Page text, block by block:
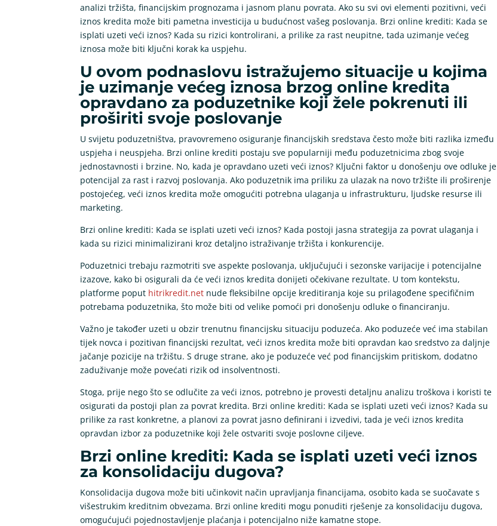
analizi tržišta, financijskim prognozama i jasnom planu povrata. Ako su svi ovi elementi pozitivni, veći
iznos kredita može biti pametna investicija u budućnost vašeg poslovanja. Brzi online krediti: Kada se
isplati uzeti veći iznos? Kada su rizici kontrolirani, a prilike za rast neupitne, tada uzimanje većeg
iznosa može biti ključni korak ka uspjehu.
U ovom podnaslovu istražujemo situacije u kojima
je uzimanje većeg iznosa brzog online kredita
opravdano za poduzetnike koji žele pokrenuti ili
proširiti svoje poslovanje
U svijetu poduzetništva, pravovremeno osiguranje financijskih sredstava često može biti razlika između
uspjeha i neuspjeha. Brzi online krediti postaju sve popularniji među poduzetnicima zbog svoje
jednostavnosti i brzine. No, kada je opravdano uzeti veći iznos? Ključni faktor u donošenju ove odluke je
potencijal za rast i razvoj poslovanja. Ako poduzetnik ima priliku za ulazak na novo tržište ili proširenje
postojećeg, veći iznos kredita može omogućiti potrebna ulaganja u infrastrukturu, ljudske resurse ili
marketing.
Brzi online krediti: Kada se isplati uzeti veći iznos? Kada postoji jasna strategija za povrat ulaganja i
kada su rizici minimalizirani kroz detaljno istraživanje tržišta i konkurencije.
Poduzetnici trebaju razmotriti sve aspekte poslovanja, uključujući i sezonske varijacije i potencijalne
izazove, kako bi osigurali da će veći iznos kredita donijeti očekivane rezultate. U tom kontekstu,
platforme poput hitrikredit.net nude fleksibilne opcije kreditiranja koje su prilagođene specifičnim
potrebama poduzetnika, što može biti od velike pomoći pri donošenju odluke o financiranju.
Važno je također uzeti u obzir trenutnu financijsku situaciju poduzeća. Ako poduzeće već ima stabilan
tijek novca i pozitivan financijski rezultat, veći iznos kredita može biti opravdan kao sredstvo za daljnje
jačanje pozicije na tržištu. S druge strane, ako je poduzeće već pod financijskim pritiskom, dodatno
zaduživanje može povećati rizik od insolventnosti.
Stoga, prije nego što se odlučite za veći iznos, potrebno je provesti detaljnu analizu troškova i koristi te
osigurati da postoji plan za povrat kredita. Brzi online krediti: Kada se isplati uzeti veći iznos? Kada su
prilike za rast konkretne, a planovi za povrat jasno definirani i izvedivi, tada je veći iznos kredita
opravdan izbor za poduzetnike koji žele ostvariti svoje poslovne ciljeve.
Brzi online krediti: Kada se isplati uzeti veći iznos
za konsolidaciju dugova?
Konsolidacija dugova može biti učinkovit način upravljanja financijama, osobito kada se suočavate s
višestrukim kreditnim obvezama. Brzi online krediti mogu ponuditi rješenje za konsolidaciju dugova,
omogućujući pojednostavljenje plaćanja i potencijalno niže kamatne stope.